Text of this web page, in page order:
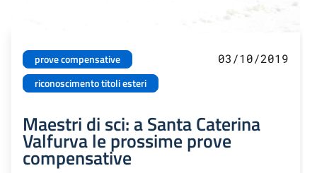
prove compensative
riconoscimento titoli esteri
03/10/2019
Maestri di sci: a Santa Caterina
Valfurva le prossime prove
compensative